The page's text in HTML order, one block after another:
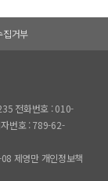
집거부
전화번호 : 010-
번호 : 789-62-
제영만 개인정보책